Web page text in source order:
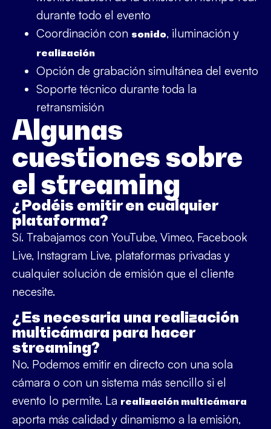
durante todo el evento
Coordinación con sonido, iluminación y
realización
Opción de grabación simultánea del evento
Soporte técnico durante toda la
retransmisión
Algunas
cuestiones sobre
el streaming
¿Podéis emitir en cualquier
plataforma?
Sí. Trabajamos con YouTube, Vimeo, Facebook
Live, Instagram Live, plataformas privadas y
cualquier solución de emisión que el cliente
necesite.
¿Es necesaria una realización
multicámara para hacer
streaming?
No. Podemos emitir en directo con una sola
cámara o con un sistema más sencillo si el
evento lo permite. La realización multicámara
aporta más calidad y dinamismo a la emisión,